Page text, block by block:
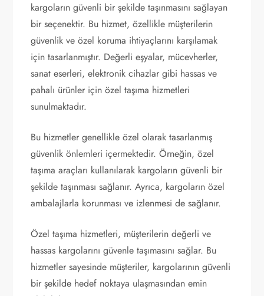
kargoların güvenli bir şekilde taşınmasını sağlayan
bir seçenektir. Bu hizmet, özellikle müşterilerin
güvenlik ve özel koruma ihtiyaçlarını karşılamak
için tasarlanmıştır. Değerli eşyalar, mücevherler,
sanat eserleri, elektronik cihazlar gibi hassas ve
pahalı ürünler için özel taşıma hizmetleri
sunulmaktadır.
Bu hizmetler genellikle özel olarak tasarlanmış
güvenlik önlemleri içermektedir. Örneğin, özel
taşıma araçları kullanılarak kargoların güvenli bir
şekilde taşınması sağlanır. Ayrıca, kargoların özel
ambalajlarla korunması ve izlenmesi de sağlanır.
Özel taşıma hizmetleri, müşterilerin değerli ve
hassas kargolarını güvenle taşımasını sağlar. Bu
hizmetler sayesinde müşteriler, kargolarının güvenli
bir şekilde hedef noktaya ulaşmasından emin